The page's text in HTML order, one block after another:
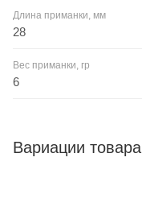
Длина приманки, мм
28
Вес приманки, гр
6
Вариации товара